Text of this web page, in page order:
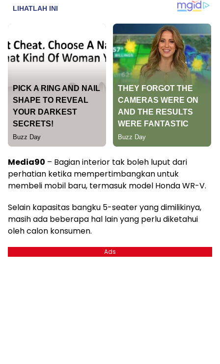
Media90 – Bagian interior tak boleh luput dari
perhatian ketika mempertimbangkan untuk
membeli mobil baru, termasuk model Honda WR-V.
Selain kapasitas bangku 5-seater yang dimilikinya,
masih ada beberapa hal lain yang perlu diketahui
oleh calon konsumen.
Ads